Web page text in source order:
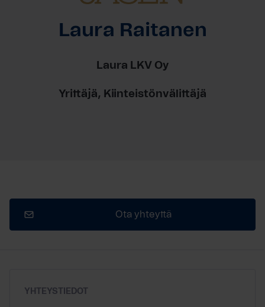
Laura Raitanen
Laura LKV Oy
Yrittäjä, Kiinteistönvälittäjä
Ota yhteyttä
YHTEYSTIEDOT